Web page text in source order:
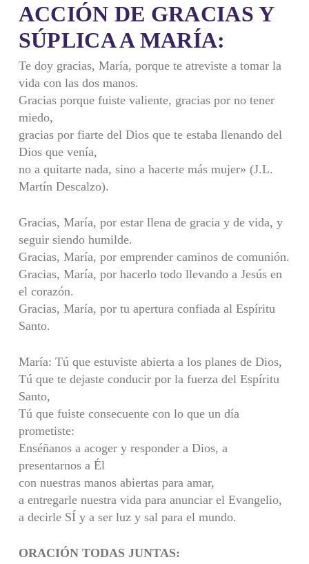
ACCIÓN DE GRACIAS Y
SÚPLICA A MARÍA:
Te doy gracias, María, porque te atreviste a tomar la
vida con las dos manos.
Gracias porque fuiste valiente, gracias por no tener
miedo,
gracias por fiarte del Dios que te estaba llenando del
Dios que venía,
no a quitarte nada, sino a hacerte más mujer» (J.L.
Martín Descalzo).
Gracias, María, por estar llena de gracia y de vida, y
seguir siendo humilde.
Gracias, María, por emprender caminos de comunión.
Gracias, María, por hacerlo todo llevando a Jesús en
el corazón.
Gracias, María, por tu apertura confiada al Espíritu
Santo.
María: Tú que estuviste abierta a los planes de Dios,
Tú que te dejaste conducir por la fuerza del Espíritu
Santo,
Tú que fuiste consecuente con lo que un día
prometiste:
Enséñanos a acoger y responder a Dios, a
presentarnos a Él
con nuestras manos abiertas para amar,
a entregarle nuestra vida para anunciar el Evangelio,
a decirle SÍ y a ser luz y sal para el mundo.
ORACIÓN TODAS JUNTAS: